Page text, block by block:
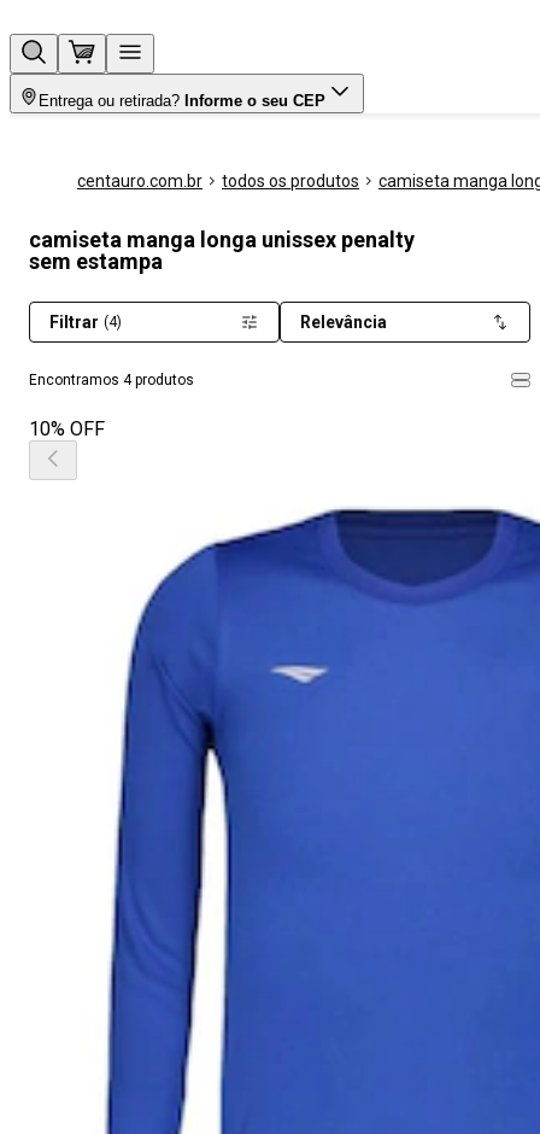
Entrega ou retirada? Informe o seu CEP
centauro.com.br todos os produtos camiseta manga
camiseta manga longa unissex penalty
sem estampa
Encontramos 4 produtos
Filtrar (4) Relevância
10% OFF